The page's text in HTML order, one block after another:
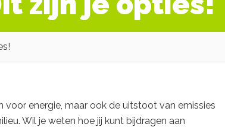
voor energie, maar ook de uitstoot van emissies
Wil je weten hoe jij kunt bijdragen aan